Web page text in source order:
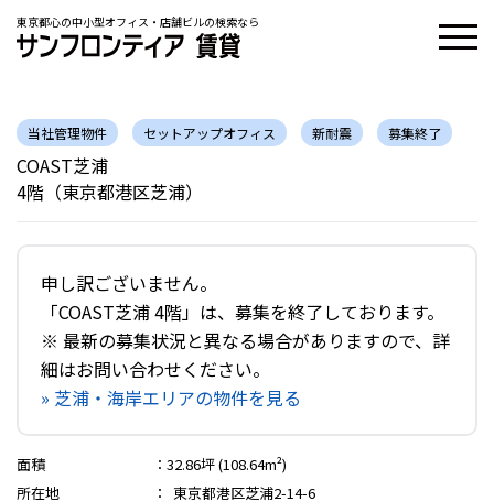
東京都心の中小型オフィス・店舗ビルの検索なら
当社管理物件 セットアップオフィス 新耐震 募集終了
COAST芝浦
4階（東京都港区芝浦）
申し訳ございません。
「COAST芝浦 4階」は、募集を終了しております。
※ 最新の募集状況と異なる場合がありますので、詳
細はお問い合わせください。
» 芝浦・海岸エリアの物件を見る
面積 ： 32.86坪 (108.64m²)
所在地
：
東京都港区芝浦2-14-6